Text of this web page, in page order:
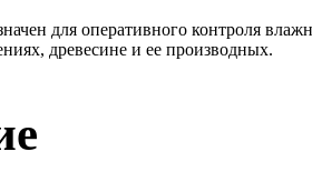
для оперативного контроля
древесине и ее производных.